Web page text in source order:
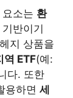
소는 환
반이기
지 상품을
역 ETF(예:
다. 또한
용하면 세